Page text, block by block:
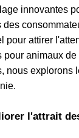
innovantes
des
pour attirer
pour animaux
nous explorons
l'attrait